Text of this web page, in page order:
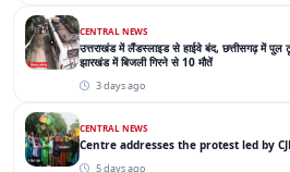
CENTRAL NEWS
उत्तराखंड में लैंडस्लाइड से हाईवे बंद, छत्तीसगढ़ में पुल
झारखंड में बिजली गिरने से 10 मौतें
3 days ago
CENTRAL NEWS
Centre addresses the protest led by
5 days ago